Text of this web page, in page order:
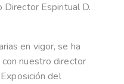
Director Espiritual D.
en vigor, se ha
nuestro director
del